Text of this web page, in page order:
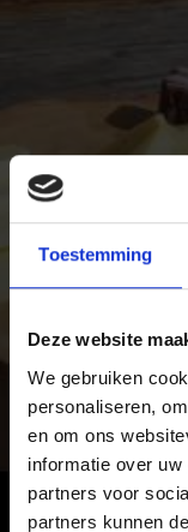
Toestemming
Deze website
We gebruiken
personaliseren,
en om ons
informatie over
partners voor
partners kunnen